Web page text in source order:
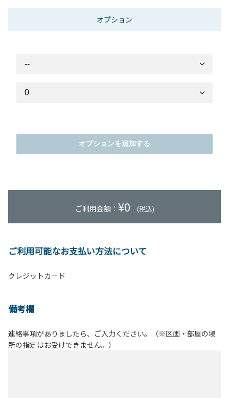
オプション
オプションを追加する
ご利用金額： ¥0 (税込)
ご利用可能なお支払い方法について
クレジットカード
備考欄
連絡事項がありましたら、ご入力ください。（※区画・部屋の場
所の指定はお受けできません。）